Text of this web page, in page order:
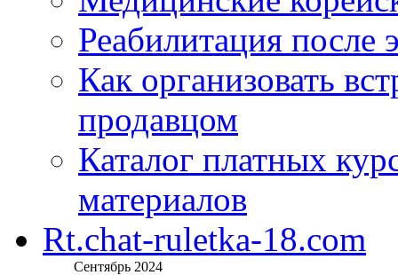
Реабилитация после
Как организовать
продавцом
Каталог платных
материалов
Rt.chat-ruletka-18.com
Сентябрь 2024